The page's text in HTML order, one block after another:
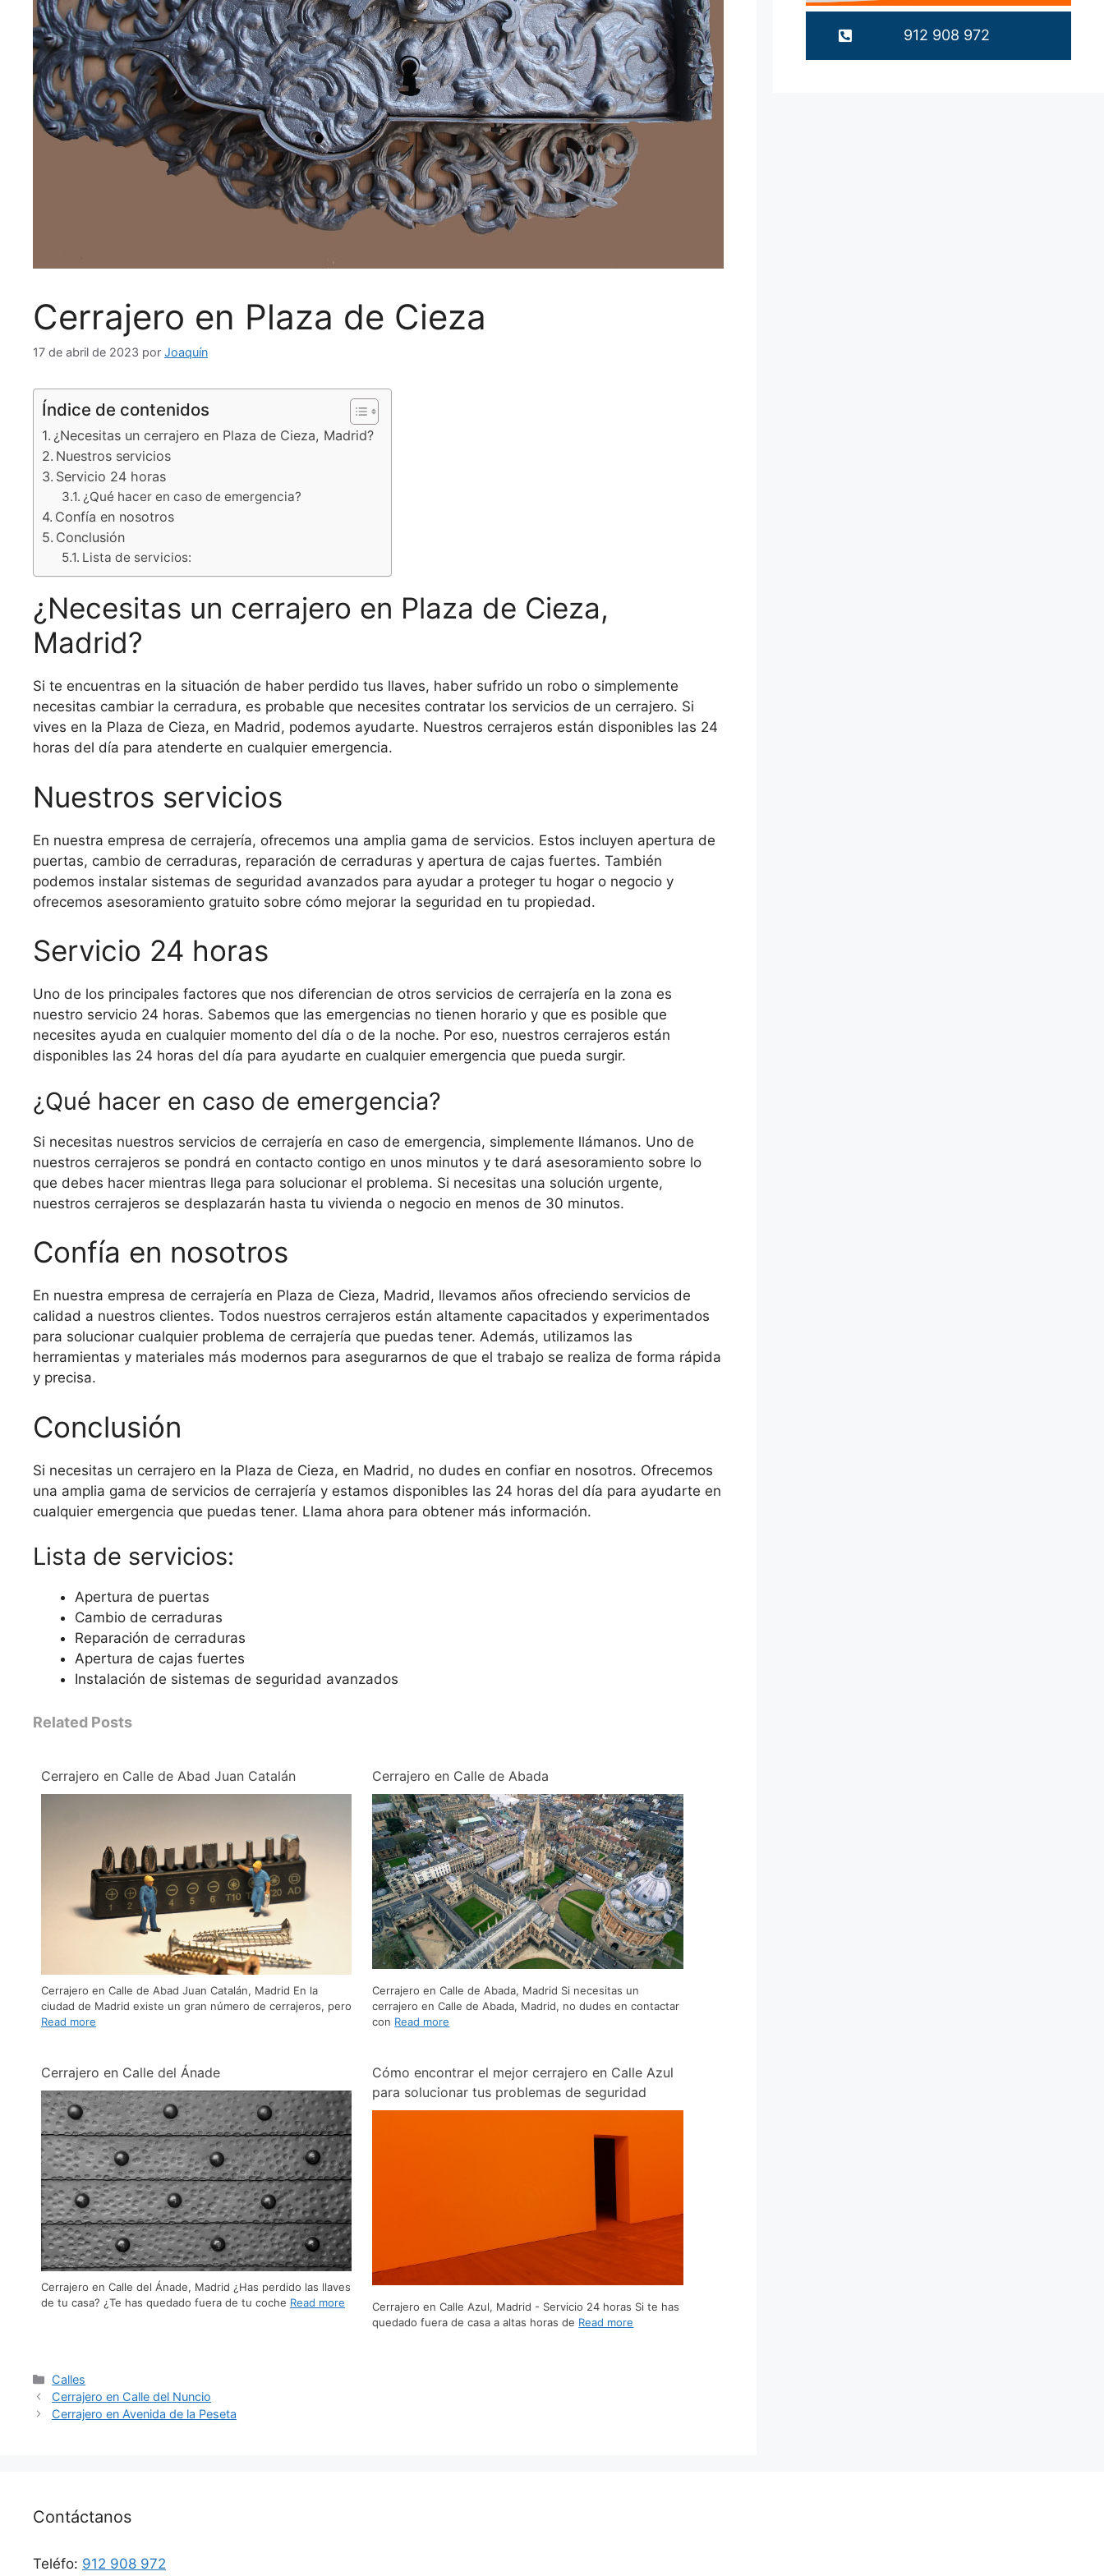
Cerrajero en Plaza de Cieza
17 de abril de 2023 por Joaquín
Índice de contenidos
¿Necesitas un cerrajero en Plaza de Cieza, Madrid?
Nuestros servicios
Servicio 24 horas
¿Qué hacer en caso de emergencia?
Confía en nosotros
Conclusión
Lista de servicios:
¿Necesitas un cerrajero en Plaza de Cieza,
Madrid?
Si te encuentras en la situación de haber perdido tus llaves, haber sufrido un robo o simplemente
necesitas cambiar la cerradura, es probable que necesites contratar los servicios de un cerrajero. Si
vives en la Plaza de Cieza, en Madrid, podemos ayudarte. Nuestros cerrajeros están disponibles las 24
horas del día para atenderte en cualquier emergencia.
Nuestros servicios
En nuestra empresa de cerrajería, ofrecemos una amplia gama de servicios. Estos incluyen apertura de
puertas, cambio de cerraduras, reparación de cerraduras y apertura de cajas fuertes. También
podemos instalar sistemas de seguridad avanzados para ayudar a proteger tu hogar o negocio y
ofrecemos asesoramiento gratuito sobre cómo mejorar la seguridad en tu propiedad.
Servicio 24 horas
Uno de los principales factores que nos diferencian de otros servicios de cerrajería en la zona es
nuestro servicio 24 horas. Sabemos que las emergencias no tienen horario y que es posible que
necesites ayuda en cualquier momento del día o de la noche. Por eso, nuestros cerrajeros están
disponibles las 24 horas del día para ayudarte en cualquier emergencia que pueda surgir.
¿Qué hacer en caso de emergencia?
Si necesitas nuestros servicios de cerrajería en caso de emergencia, simplemente llámanos. Uno de
nuestros cerrajeros se pondrá en contacto contigo en unos minutos y te dará asesoramiento sobre lo
que debes hacer mientras llega para solucionar el problema. Si necesitas una solución urgente,
nuestros cerrajeros se desplazarán hasta tu vivienda o negocio en menos de 30 minutos.
Confía en nosotros
En nuestra empresa de cerrajería en Plaza de Cieza, Madrid, llevamos años ofreciendo servicios de
calidad a nuestros clientes. Todos nuestros cerrajeros están altamente capacitados y experimentados
para solucionar cualquier problema de cerrajería que puedas tener. Además, utilizamos las
herramientas y materiales más modernos para asegurarnos de que el trabajo se realiza de forma rápida
y precisa.
Conclusión
Si necesitas un cerrajero en la Plaza de Cieza, en Madrid, no dudes en confiar en nosotros. Ofrecemos
una amplia gama de servicios de cerrajería y estamos disponibles las 24 horas del día para ayudarte en
cualquier emergencia que puedas tener. Llama ahora para obtener más información.
Lista de servicios:
Apertura de puertas
Cambio de cerraduras
Reparación de cerraduras
Apertura de cajas fuertes
Instalación de sistemas de seguridad avanzados
Related Posts
Cerrajero en Calle de Abad Juan Catalán
Cerrajero en Calle de Abad Juan Catalán, Madrid En la
ciudad de Madrid existe un gran número de cerrajeros, pero
Read more
Cerrajero en Calle de Abada
Cerrajero en Calle de Abada, Madrid Si necesitas un
cerrajero en Calle de Abada, Madrid, no dudes en contactar
con Read more
Cerrajero en Calle del Ánade
Cerrajero en Calle del Ánade, Madrid ¿Has perdido las llaves
de tu casa? ¿Te has quedado fuera de tu coche Read more
Cómo encontrar el mejor cerrajero en Calle Azul
para solucionar tus problemas de seguridad
Cerrajero en Calle Azul, Madrid - Servicio 24 horas Si te has
quedado fuera de casa a altas horas de Read more
Calles
Cerrajero en Calle del Nuncio
Cerrajero en Avenida de la Peseta
912 908 972
Contáctanos
Teléfo: 912 908 972